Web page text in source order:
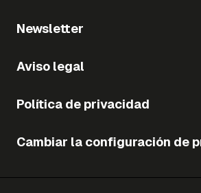
Newsletter
Aviso legal
Política de privacidad
Cambiar la configuración de